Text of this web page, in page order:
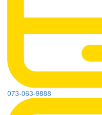
073-063-9888